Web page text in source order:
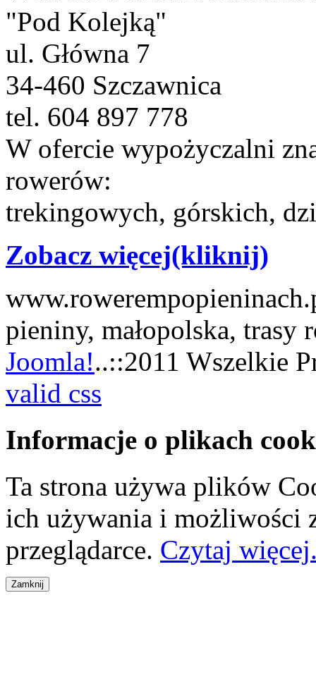
"Pod Kolejką"
ul. Główna 7
34-460 Szczawnica
tel. 604 897 778
W ofercie wypożyczalni
rowerów:
trekingowych, górskich,
Zobacz więcej(kliknij)
pieniny, małopolska, trasy
Joomla!..::2011 Wszelkie
valid css
Informacje o plikach
Ta strona używa plików
ich używania i możliwości
przeglądarce. Czytaj